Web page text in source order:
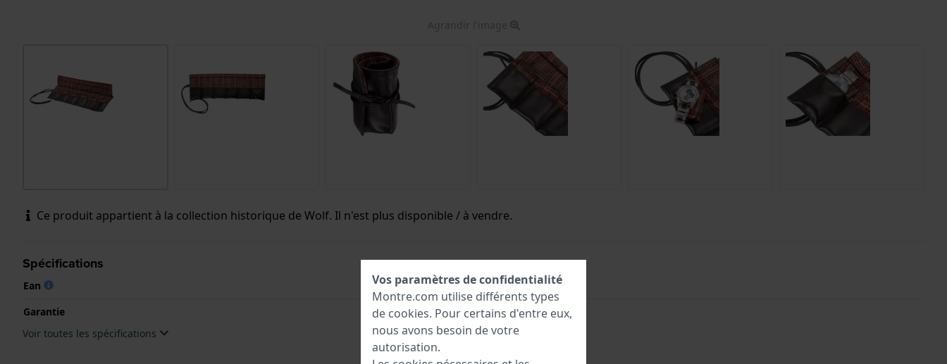
Agrandir l'image
Ce produit appartient à la collection historique de Wolf. Il n'est plus disponible / à vendre.
Spécifications
Ean
0098152755060
Garantie
Garantie de 2 ans
Voir toutes les spécifications
Vos paramètres de confidentialité
Montre.com utilise différents types
de cookies. Pour certains d'entre eux,
nous avons besoin de votre
autorisation.